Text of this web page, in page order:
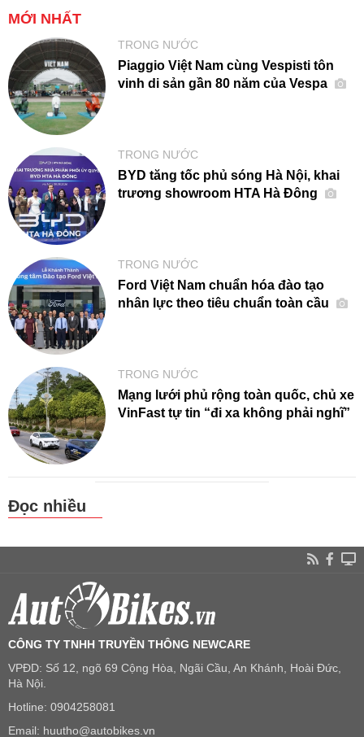
MỚI NHẤT
TRONG NƯỚC
Piaggio Việt Nam cùng Vespisti tôn
vinh di sản gần 80 năm của Vespa
TRONG NƯỚC
BYD tăng tốc phủ sóng Hà Nội, khai
trương showroom HTA Hà Đông
TRONG NƯỚC
Ford Việt Nam chuẩn hóa đào tạo
nhân lực theo tiêu chuẩn toàn cầu
TRONG NƯỚC
Mạng lưới phủ rộng toàn quốc, chủ xe
VinFast tự tin “đi xa không phải nghĩ”
Đọc nhiều
CÔNG TY TNHH TRUYỀN THÔNG NEWCARE
VPĐD: Số 12, ngõ 69 Cộng Hòa, Ngãi Cầu, An Khánh, Hoài Đức,
Hà Nội.
Hotline: 0904258081
Email: huutho@autobikes.vn